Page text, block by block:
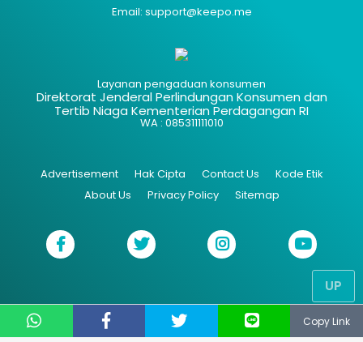
Copy Link
UP
Email: support@keepo.me
Layanan pengaduan konsumen
Direktorat Jenderal Perlindungan Konsumen dan
Tertib Niaga Kementerian Perdagangan RI
WA : 085311111010
Advertisement Hak Cipta Contact Us
Kode Etik
About Us
Privacy Policy Sitemap